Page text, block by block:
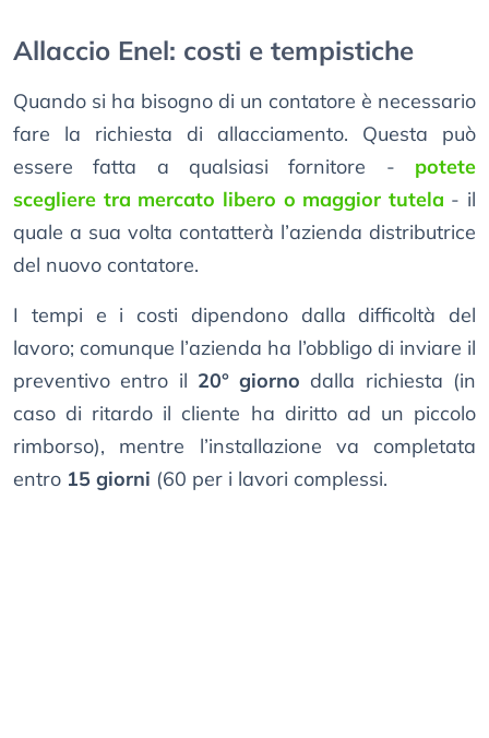
Allaccio Enel: costi e tempistiche
Quando si ha bisogno di un contatore è necessario
fare la richiesta di allacciamento. Questa può
essere fatta a qualsiasi fornitore - potete
scegliere tra mercato libero o maggior tutela - il
quale a sua volta contatterà l’azienda distributrice
del nuovo contatore.
I tempi e i costi dipendono dalla difficoltà del
lavoro; comunque l’azienda ha l’obbligo di inviare il
preventivo entro il 20° giorno dalla richiesta (in
caso di ritardo il cliente ha diritto ad un piccolo
rimborso), mentre l’installazione va completata
entro 15 giorni (60 per i lavori complessi.